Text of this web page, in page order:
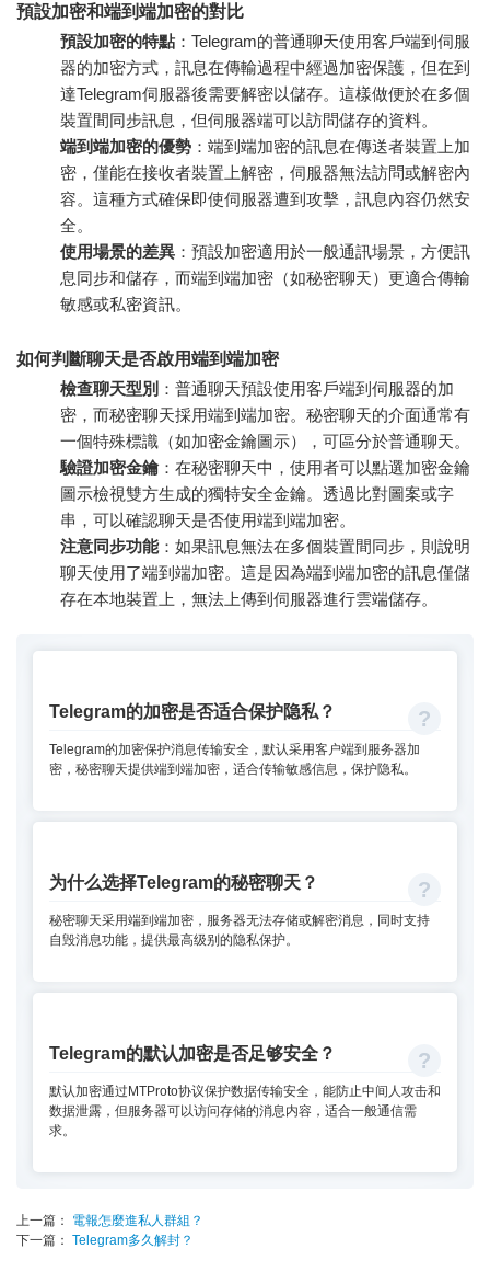
預設加密和端到端加密的對比
預設加密的特點 ：Telegram的普通聊天使用客戶端到伺服
器的加密方式，訊息在傳輸過程中經過加密保護，但在到
達Telegram伺服器後需要解密以儲存。這樣做便於在多個
裝置間同步訊息，但伺服器端可以訪問儲存的資料。
端到端加密的優勢 ：端到端加密的訊息在傳送者裝置上加
密，僅能在接收者裝置上解密，伺服器無法訪問或解密內
容。這種方式確保即使伺服器遭到攻擊，訊息內容仍然安
全。
使用場景的差異 ：預設加密適用於一般通訊場景，方便訊
息同步和儲存，而端到端加密（如秘密聊天）更適合傳輸
敏感或私密資訊。
如何判斷聊天是否啟用端到端加密
檢查聊天型別 ：普通聊天預設使用客戶端到伺服器的加
密，而秘密聊天採用端到端加密。秘密聊天的介面通常有
一個特殊標識（如加密金鑰圖示），可區分於普通聊天。
驗證加密金鑰：在秘密聊天中，使用者可以點選加密金鑰
圖示檢視雙方生成的獨特安全金鑰。透過比對圖案或字
串，可以確認聊天是否使用端到端加密。
注意同步功能：如果訊息無法在多個裝置間同步，則說明
聊天使用了端到端加密。這是因為端到端加密的訊息僅儲
存在本地裝置上，無法上傳到伺服器進行雲端儲存。
Telegram的加密是否适合保护隐私？
Telegram的加密保护消息传输安全，默认采用客户端到服务器加
密，秘密聊天提供端到端加密，适合传输敏感信息，保护隐私。
为什么选择Telegram的秘密聊天？
秘密聊天采用端到端加密，服务器无法存储或解密消息，同时支持
自毁消息功能，提供最高级别的隐私保护。
Telegram的默认加密是否足够安全？
默认加密通过MTProto协议保护数据传输安全，能防止中间人攻击和
数据泄露，但服务器可以访问存储的消息内容，适合一般通信需
求。
上一篇：
電報怎麼進私人群組？
下一篇： Telegram多久解封？